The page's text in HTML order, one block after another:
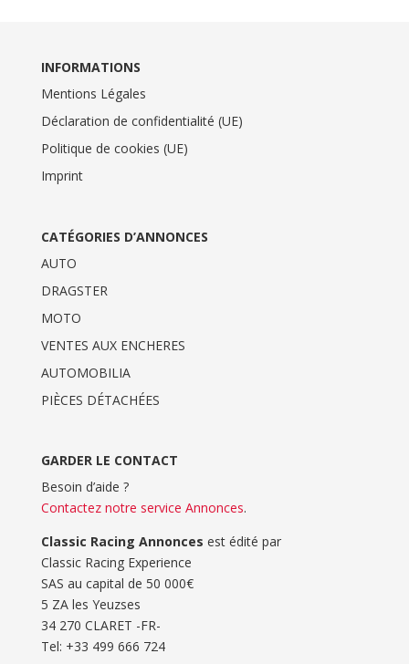
INFORMATIONS
Mentions Légales
Déclaration de confidentialité (UE)
Politique de cookies (UE)
Imprint
CATÉGORIES D’ANNONCES
AUTO
DRAGSTER
MOTO
VENTES AUX ENCHERES
AUTOMOBILIA
PIÈCES DÉTACHÉES
GARDER LE CONTACT
Besoin d’aide ?
Contactez notre service Annonces.
Classic Racing Annonces est édité par
Classic Racing Experience
SAS au capital de 50 000€
5 ZA les Yeuzses
34 270 CLARET -FR-
Tel: ‭+33 499 666 724‬